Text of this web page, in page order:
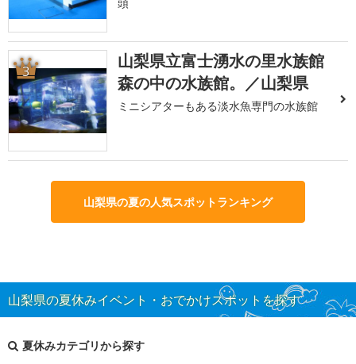
3
山梨県立富士湧水の里水族館
森の中の水族館。／山梨県
ミニシアターもある淡水魚専門の水族館
山梨県の夏の人気スポットランキング
山梨県の夏休みイベント・おでかけスポットを探す
夏休みカテゴリから探す